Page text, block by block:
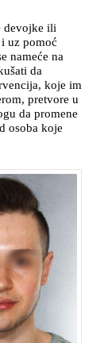
devojke ili
uz pomoć
nameće na
da
koje im
pretvore u
da promene
osoba koje